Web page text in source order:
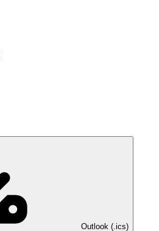
Outlook (.ics)